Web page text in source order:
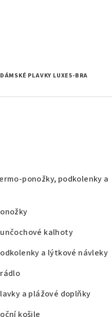
DÁMSKÉ PLAVKY LUXE5-BRA
ponožky, podkolenky a
kalhoty
a lýtkové návleky
a plážové doplňky
košile